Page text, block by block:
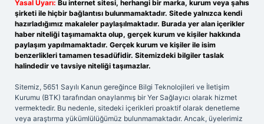
Yasal Uyarı: Bu internet sitesi, herhangi bir marka, kurum veya şahıs
şirketi ile hiçbir bağlantısı bulunmamaktadır. Sitede yalnızca kendi
hazırladığımız makaleler paylaşılmaktadır. Burada yer alan içerikler
haber niteliği taşımamakta olup, gerçek kurum ve kişiler hakkında
paylaşım yapılmamaktadır. Gerçek kurum ve kişiler ile isim
benzerlikleri tamamen tesadüfidir. Sitemizdeki bilgiler taslak
halindedir ve tavsiye niteliği taşımazlar.
Sitemiz, 5651 Sayılı Kanun gereğince Bilgi Teknolojileri ve İletişim
Kurumu (BTK) tarafından onaylanmış bir Yer Sağlayıcı olarak hizmet
vermektedir. Bu nedenle, sitedeki içerikleri proaktif olarak denetleme
veya araştırma yükümlülüğümüz bulunmamaktadır. Ancak, üyelerimiz